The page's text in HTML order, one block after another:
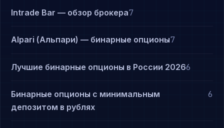
Intrade Bar — обзор брокера7
Alpari (Альпари) — бинарные опционы7
Лучшие бинарные опционы в России 20266
Бинарные опционы с минимальным
депозитом в рублях
6